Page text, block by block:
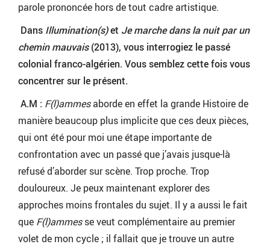
parole prononcée hors de tout cadre artistique.
Dans Illumination(s)et Je marche dans la nuit par un
chemin mauvais(2013), vous interrogiez le passé
colonial franco-algérien. Vous semblez cette fois vous
concentrer sur le présent.
A.M : F(l)ammesaborde en effet la grande Histoire de
manière beaucoup plus implicite que ces deux pièces,
qui ont été pour moi une étape importante de
confrontation avec un passé que j’avais jusque-là
refusé d’aborder sur scène. Trop proche. Trop
douloureux. Je peux maintenant explorer des
approches moins frontales du sujet. Il y a aussi le fait
que F(l)ammesse veut complémentaire au premier
volet de mon cycle ; il fallait que je trouve un autre